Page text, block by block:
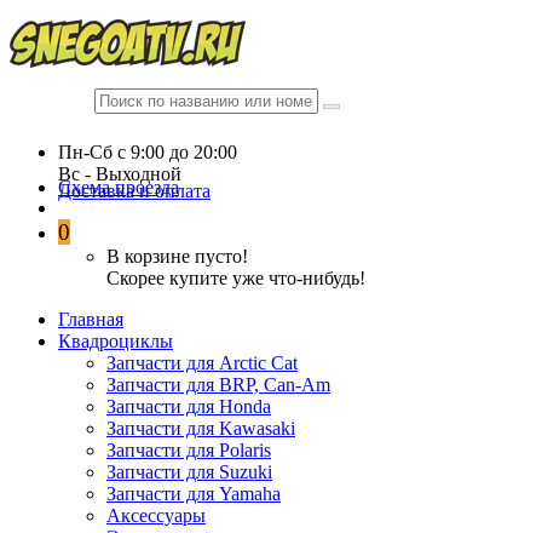
Пн-Сб c 9:00 до 20:00
Вc - Выходной
Схема проезда
Доставка и оплата
0
В корзине пусто!
Скорее купите уже что-нибудь!
Главная
Квадроциклы
Запчасти для Arctic Cat
Запчасти для BRP, Can-Am
Запчасти для Honda
Запчасти для Kawasaki
Запчасти для Polaris
Запчасти для Suzuki
Запчасти для Yamaha
Аксессуары